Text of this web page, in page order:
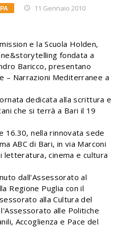
11 Gennaio 2010
e la Scuola Holden,
fondata a
Baricco, presentano
– Narrazioni Mediterranee a
dedicata alla scrittura e
che si terrà a Bari il 19
16.30, nella rinnovata sede
ABC di Bari, in via Marconi
letteratura, cinema e cultura
dall'Assessorato al
Regione Puglia con il
alla Cultura del
alle Politiche
Accoglienza e Pace del